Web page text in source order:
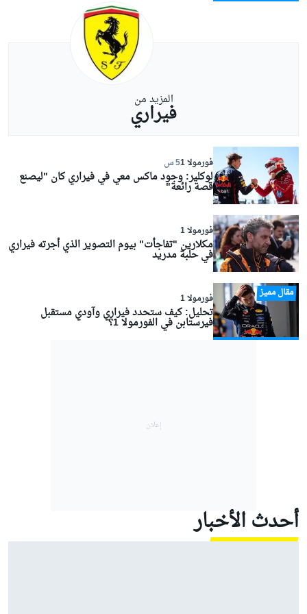
المزيد من
فيراري
فورمولا 1 5 س
لوكلير: وجود ماكس معي في فيراري كان "ليصنع
قصة رائعة"
فورمولا 1
مكلارين "تفاجأت" بيوم التصوير الذي أجرته فيراري
في حلبة مدريد
مقال مميز فورمولا 1
تحليل: كيف ستحدد فيراري وآودي مستقبل
فيرستابن في الفورمولا 1؟
أحدث الأخبار